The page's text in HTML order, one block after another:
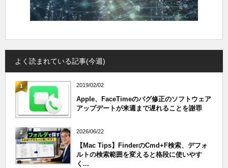
よく読まれている記事(今週)
1 2019/02/02
Apple、FaceTimeのバグ修正のソフトウェア
アップデートが来週まで遅れることを謝罪
2 2026/06/22
【Mac Tips】FinderのCmd+F検索、デフォ
ルトの検索範囲を変えると格段に使いやす
く...